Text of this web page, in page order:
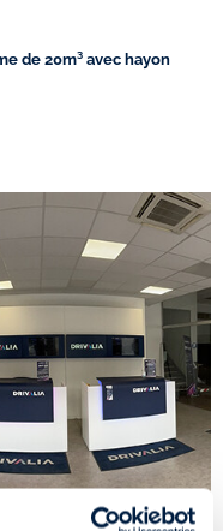
de 20m³ avec hayon